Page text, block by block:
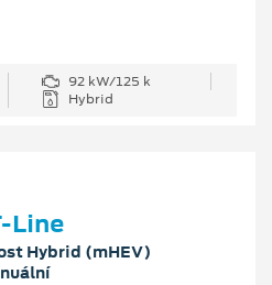
92 kW/125 k
Hybrid
Line
Hybrid (mHEV)